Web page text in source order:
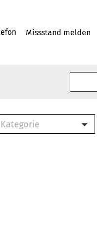
Missstand melden
Kategorie